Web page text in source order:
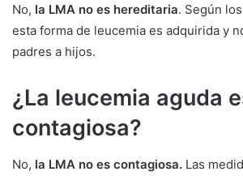
No, la LMA no es hereditaria. Según
esta forma de leucemia es adquirida y
padres a hijos.
¿La leucemia aguda
contagiosa?
No, la LMA no es contagiosa. Las